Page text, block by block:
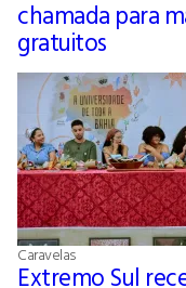
chamada para
gratuitos
Caravelas
Extremo Sul